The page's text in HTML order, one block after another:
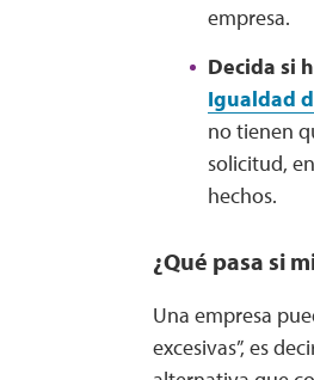
empresa.
Decida si
Igualdad
no tienen
solicitud,
hechos.
¿Qué pasa si
Una empresa
excesivas”, es